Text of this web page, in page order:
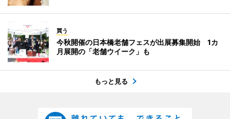
買う
今秋開催の日本橋老舗フェスが出展募集開始 1カ
月展開の「老舗ウイーク」も
もっと見る